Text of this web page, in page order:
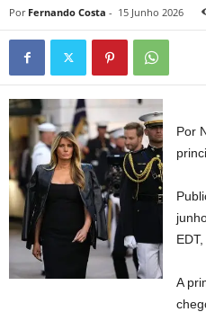
Por Fernando Costa - 15 Junho 2026
Por
A